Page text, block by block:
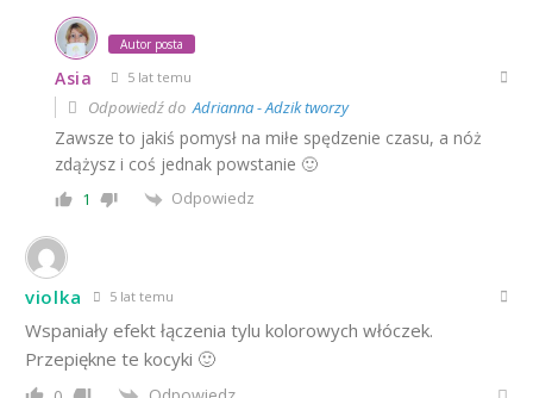
Autor posta
Asia 5 lat temu
Odpowiedź doAdrianna - Adzik tworzy
Zawsze to jakiś pomysł na miłe spędzenie czasu, a nóż
zdążysz i coś jednak powstanie 🙂
1 Odpowiedz
violka 5 lat temu
Wspaniały efekt łączenia tylu kolorowych włóczek.
Przepiękne te kocyki 🙂